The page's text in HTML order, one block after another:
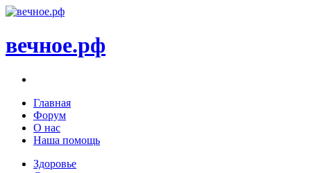
вечное.рф
Главная
Форум
О нас
Наша помощь
Здоровье